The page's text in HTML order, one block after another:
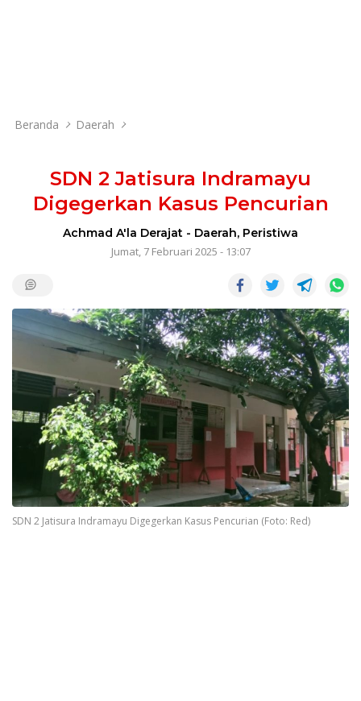
Beranda Daerah
SDN 2 Jatisura Indramayu
Digegerkan Kasus Pencurian
Achmad A'la Derajat - Daerah, Peristiwa
Jumat, 7 Februari 2025 - 13:07
SDN 2 Jatisura Indramayu Digegerkan Kasus Pencurian (Foto: Red)